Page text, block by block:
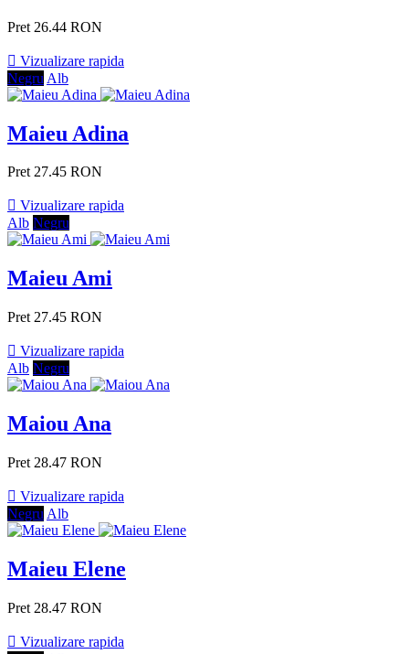
Pret 26.44 RON
 Vizualizare rapida
Negru Alb
Maieu Adina
Pret 27.45 RON
 Vizualizare rapida
Alb Negru
Maieu Ami
Pret 27.45 RON
 Vizualizare rapida
Alb Negru
Maiou Ana
Pret 28.47 RON
 Vizualizare rapida
Negru Alb
Maieu Elene
Pret 28.47 RON
 Vizualizare rapida